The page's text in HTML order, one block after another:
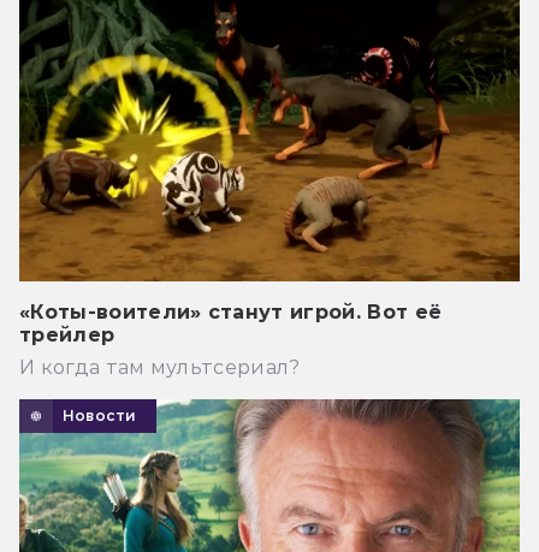
«Коты-воители» станут игрой. Вот её
трейлер
И когда там мультсериал?
Новости